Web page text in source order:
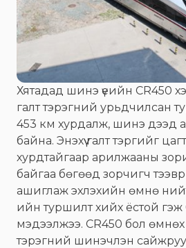
Хятадад шинэ үеийн CR450
галт тэрэгний урьдчилсан
453 км хурдалж, шинэ дээд
байна. Энэхүү галт тэргийг
хурдтайгаар арилжааны
байгаа бөгөөд зорчигч
ашиглаж эхлэхийн өмнө
ийн туршилт хийх ёстой гэж
мэдээлжээ. CR450 бол
тэрэгний шинэчлэн